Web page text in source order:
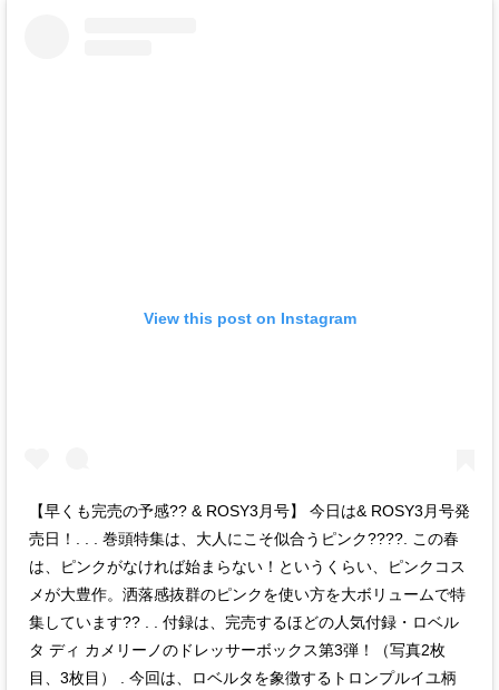
View this post on Instagram
【早くも完売の予感?? & ROSY3月号】 今日は& ROSY3月号発
売日！. . . 巻頭特集は、大人にこそ似合うピンク????. この春
は、ピンクがなければ始まらない！というくらい、ピンクコス
メが大豊作。洒落感抜群のピンクを使い方を大ボリュームで特
集しています?? . . 付録は、完売するほどの人気付録・ロベル
タ ディ カメリーノのドレッサーボックス第3弾！（写真2枚
目、3枚目） . 今回は、ロベルタを象徴するトロンプルイユ柄